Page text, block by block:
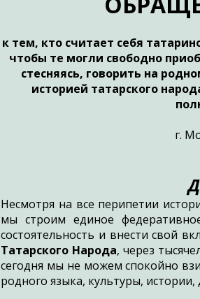
к тем, кто считает себя
чтобы те могли свободно
стесняясь, говорить на
историей татарского
г.
Несмотря на все перипетии
мы строим единое
состоятельность и внести свой
Татарского Народа, через
сегодня мы не можем спокойно
родного языка, культуры,